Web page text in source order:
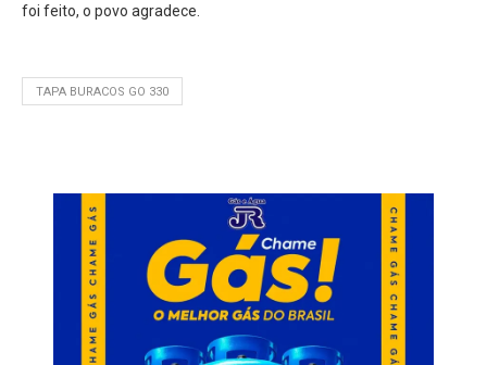
foi feito, o povo agradece.
TAPA BURACOS GO 330